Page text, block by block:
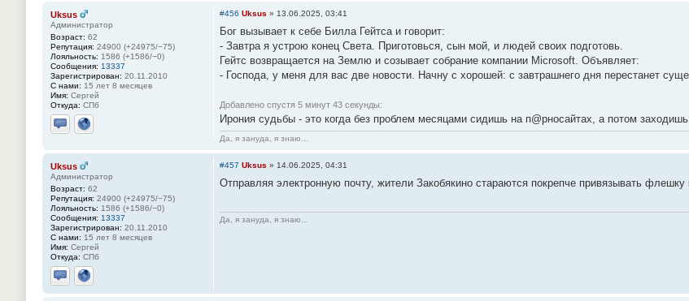
Uksus
Администратор
Возраст: 62
Репутация: 24900 (+24975/−75)
Лояльность: 1586 (+1586/−0)
Сообщения: 13337
Зарегистрирован: 20.11.2010
С нами: 15 лет 8 месяцев
Имя: Сергей
Откуда: СПб
Отправить личное сообщение
Сайт
#456 Uksus » 13.06.2025, 03:41
Бог вызывает к себе Билла Гейтса и говорит:
- Завтра я устрою конец Света. Приготовься, сын мой, и людей своих подготовь.
Гейтс возвращается на Землю и созывает собрание компании Microsoft. Объявляет:
- Господа, у меня для вас две новости. Начну с хорошей: с завтрашнего дня перестанет
Добавлено спустя 5 минут 43 секунды:
Ирония судьбы - это когда без проблем месяцами сидишь на п@рносайтах, а потом
Да, я зануда, я знаю...
Uksus
Администратор
Возраст: 62
Репутация: 24900 (+24975/−75)
Лояльность: 1586 (+1586/−0)
Сообщения: 13337
Зарегистрирован: 20.11.2010
С нами: 15 лет 8 месяцев
Имя: Сергей
Откуда: СПб
Отправить личное сообщение
Сайт
#457 Uksus » 14.06.2025, 04:31
Отправляя электронную почту, жители Закобякино стараются покрепче привязывать
Да, я зануда, я знаю...